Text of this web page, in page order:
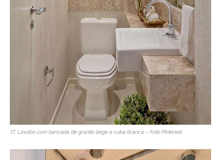
17. Lavabo com bancada de granito bege e cuba branca – Foto Pinterest